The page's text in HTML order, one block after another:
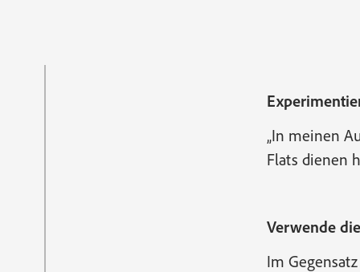
„In meinen
Flats dienen
Verwende
Im